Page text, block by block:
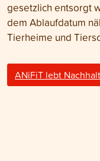
gesetzlich entsorgt
dem Ablaufdatum
Tierheime und
ANiFiT lebt